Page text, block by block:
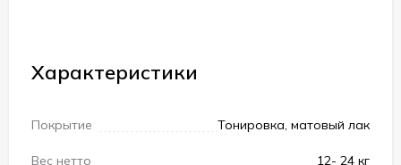
Характеристики
Покрытие Тонировка, матовый лак
Вес нетто 12- 24 кг